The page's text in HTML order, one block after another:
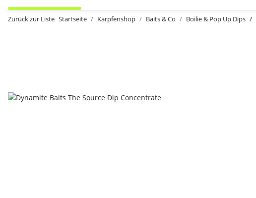
Zurück zur Liste Startseite Karpfenshop Baits & Co Boilie & Pop Up Dips